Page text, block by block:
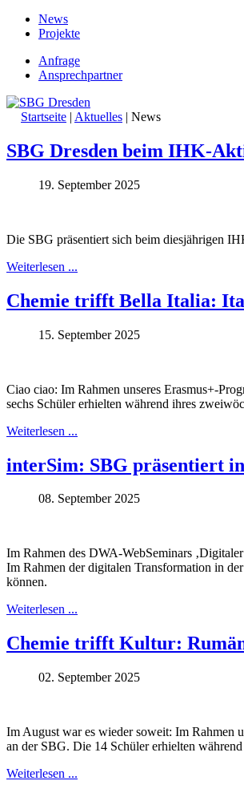
News
Projekte
Anfrage
Ansprechpartner
Startseite | Aktuelles | News
SBG Dresden beim IHK-
19. September 2025
Die SBG präsentiert sich beim diesjährigen
Weiterlesen ...
Chemie trifft Bella Italia:
15. September 2025
Ciao ciao: Im Rahmen unseres Erasmus+-
sechs Schüler erhielten während ihres
Weiterlesen ...
interSim: SBG präsentiert
08. September 2025
Im Rahmen des DWA-WebSeminars
Im Rahmen der digitalen Transformation in
können.
Weiterlesen ...
Chemie trifft Kultur:
02. September 2025
Im August war es wieder soweit: Im Rahmen
an der SBG. Die 14 Schüler erhielten
Weiterlesen ...